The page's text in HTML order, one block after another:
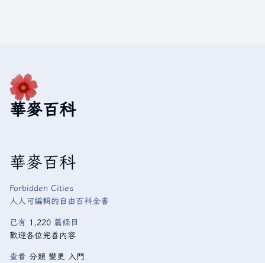
華麥百科
華麥百科
Forbidden Cities
人人可編輯的自由百科全書
已有 1,220 篇條目
歡迎各位完善內容
查看 分類 變更 入門